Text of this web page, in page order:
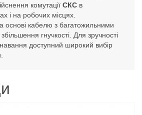
комутації СКС в
і на робочих місцях.
основі кабелю з багатожильними
гнучкості. Для зручності
доступний широкий вибір